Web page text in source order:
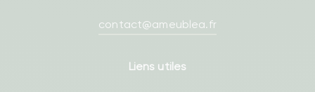
contact@ameublea.fr
Liens utiles